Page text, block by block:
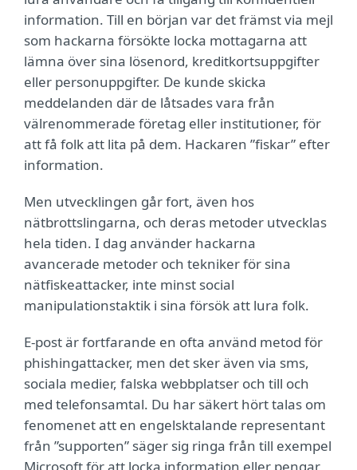
information. Till en början var det främst via mejl
som hackarna försökte locka mottagarna att
lämna över sina lösenord, kreditkortsuppgifter
eller personuppgifter. De kunde skicka
meddelanden där de låtsades vara från
välrenommerade företag eller institutioner, för
att få folk att lita på dem. Hackaren ”fiskar” efter
information.
Men utvecklingen går fort, även hos
nätbrottslingarna, och deras metoder utvecklas
hela tiden. I dag använder hackarna
avancerade metoder och tekniker för sina
nätfiskeattacker, inte minst social
manipulationstaktik i sina försök att lura folk.
E-post är fortfarande en ofta använd metod för
phishingattacker, men det sker även via sms,
sociala medier, falska webbplatser och till och
med telefonsamtal. Du har säkert hört talas om
fenomenet att en engelsktalande representant
från ”supporten” säger sig ringa från till exempel